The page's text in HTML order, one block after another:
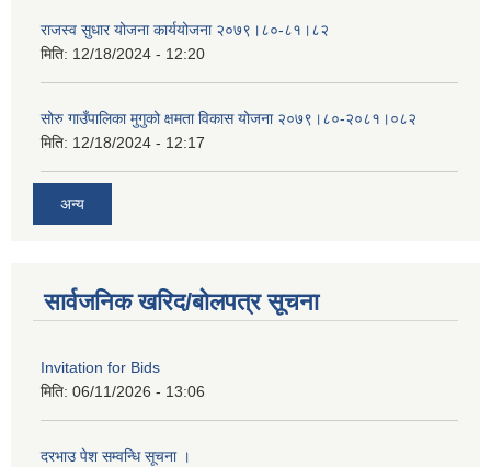
राजस्व सुधार योजना कार्ययोजना २०७९।८०-८१।८२
मिति: 12/18/2024 - 12:20
सोरु गाउँपालिका मुगुको क्षमता विकास योजना २०७९।८०-२०८१।०८२
मिति: 12/18/2024 - 12:17
अन्य
सार्वजनिक खरिद/बोलपत्र सूचना
Invitation for Bids
मिति: 06/11/2026 - 13:06
दरभाउ पेश सम्वन्धि सूचना ।